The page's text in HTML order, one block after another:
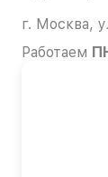
г. Москва,
Работаем